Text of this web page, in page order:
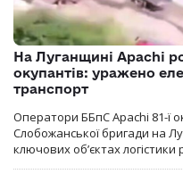
На Луганщині Apachi
окупантів: уражено
транспорт
Оператори ББпС Apachi 81-ї
Слобожанської бригади на
ключових об’єктах логістики